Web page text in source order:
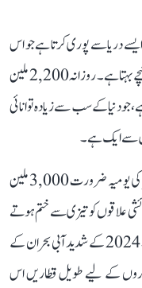
دریا سے پوری کرتا ہے جو اس
سے تقریباً 100 کلومیٹر دور اور تقریباً 500 میٹر نیچے بہتا ہے۔ روزانہ 2,200 ملین
جو دنیا کے سب سے زیادہ توانائی
سے ایک ہے۔
اس کے باوجود یہ مقدار ناکافی ثابت ہو رہی ہے۔ شہر کی یومیہ ضرورت 3,000 ملین
علاقوں کو تیزی سے ختم ہوتے
زیرزمین پانی اور نجی ٹینکر مافیا پر انحصار کرنا پڑ رہا ہے۔ 2024 کے شدید آبی بحران کے
کے لیے طویل قطاریں اس